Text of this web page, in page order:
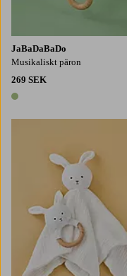
JaBaDaBaDo
Musikaliskt päron
269 SEK
1 färg